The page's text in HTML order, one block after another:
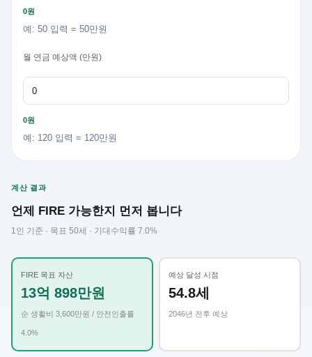
0원
예: 50 입력 = 50만원
월 연금 예상액 (만원)
0원
예: 120 입력 = 120만원
계산 결과
언제 FIRE 가능한지 먼저 봅니다
1인 기준 · 목표 50세 · 기대수익률 7.0%
FIRE 목표 자산
13억 898만원
순 생활비 3,600만원 / 안전인출률
4.0%
예상 달성 시점
54.8세
2046년 전후 예상